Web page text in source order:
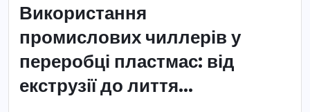
Використання
промислових чиллерів у
переробці пластмас: від
екструзії до лиття...